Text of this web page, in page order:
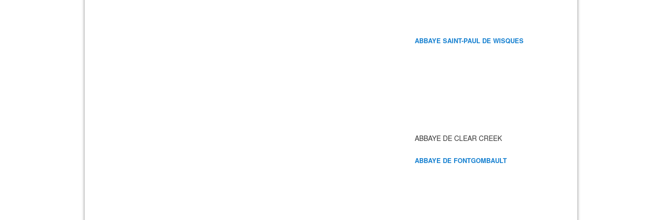
ABBAYE SAINT-PAUL DE WISQUES
ABBAYE DE CLEAR CREEK
ABBAYE DE FONTGOMBAULT